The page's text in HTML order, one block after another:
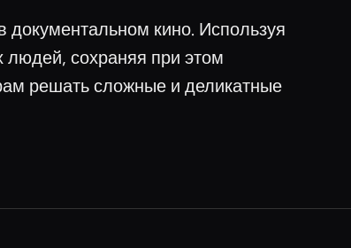
документальном кино. Используя
людей, сохраняя при этом
решать сложные и деликатные